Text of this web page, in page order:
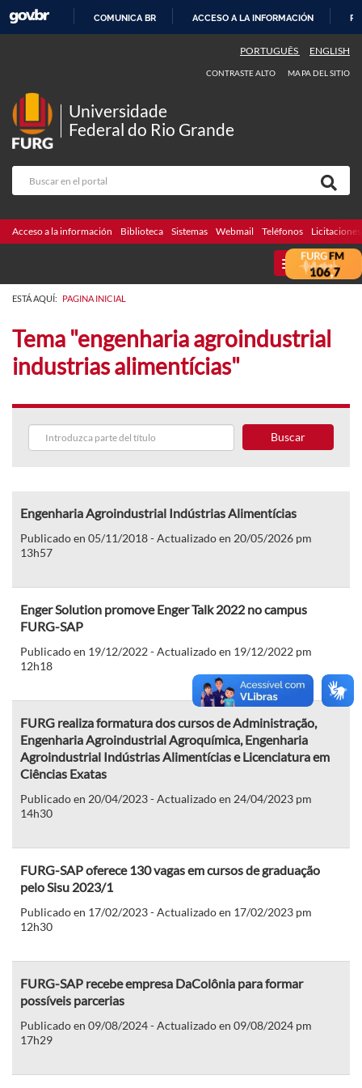
CONTENIDO
COMUNICA BR ACCESO A LA INFORMACIÓN
PORTUGUÊS ENGLISH
CONTRASTE ALTO MAPA DEL SITIO
Universidade
Federal do Rio Grande
Acceso a la información Biblioteca Sistemas Webmail Teléfonos Licitaciones
MENU
ESTÁ AQUÍ: PAGINA INICIAL
Tema "engenharia agroindustrial
industrias alimentícias"
Buscar
Engenharia Agroindustrial Indústrias Alimentícias
Publicado en 05/11/2018 - Actualizado en 20/05/2026 pm
13h57
Enger Solution promove Enger Talk 2022 no campus
FURG-SAP
Publicado en 19/12/2022 - Actualizado en 19/12/2022 pm
12h18
FURG realiza formatura dos cursos de Administração,
Engenharia Agroindustrial Agroquímica, Engenharia
Agroindustrial Indústrias Alimentícias e Licenciatura em
Ciências Exatas
Publicado en 20/04/2023 - Actualizado en 24/04/2023 pm
14h30
FURG-SAP oferece 130 vagas em cursos de graduação
pelo Sisu 2023/1
Publicado en 17/02/2023 - Actualizado en 17/02/2023 pm
12h30
FURG-SAP recebe empresa DaColônia para formar
possíveis parcerias
Publicado en 09/08/2024 - Actualizado en 09/08/2024 pm
17h29